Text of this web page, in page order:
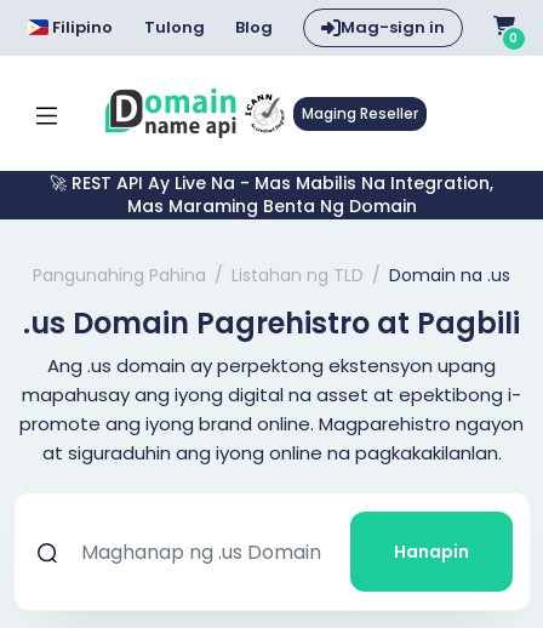
Filipino Tulong Blog Mag-sign in 0
Maging Reseller
🚀 REST API Ay Live Na - Mas Mabilis Na Integration,
Mas Maraming Benta Ng Domain
Pangunahing Pahina Listahan ng TLD Domain na .us
.us Domain Pagrehistro at Pagbili
Ang .us domain ay perpektong ekstensyon upang
mapahusay ang iyong digital na asset at epektibong i-
promote ang iyong brand online. Magparehistro ngayon
at siguraduhin ang iyong online na pagkakakilanlan.
Hanapin